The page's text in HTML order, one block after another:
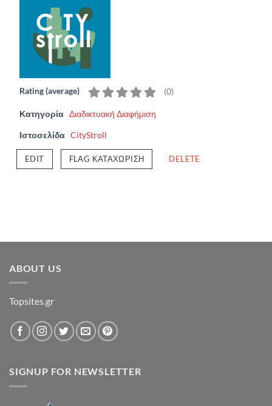
Rating (average) (0)
Κατηγορία Διαδικτυακή Διαφήμιση
Ιστοσελίδα CityStroll
EDIT FLAG ΚΑΤΑΧΏΡΙΣΗ DELETE
ABOUT US
Topsites.gr
SIGNUP FOR NEWSLETTER